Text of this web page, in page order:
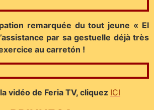
remarquée du tout jeune « El
par sa gestuelle déjà très
au carretón !
vidéo de Feria TV, cliquez ICI